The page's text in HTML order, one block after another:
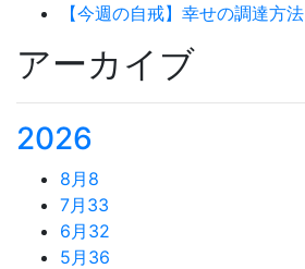
【今週の自戒】幸せの調達方法
アーカイブ
2026
8月 8
7月 33
6月 32
5月 36